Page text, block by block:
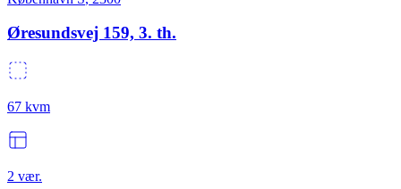
Øresundsvej 159, 3. th.
67 kvm
2 vær.